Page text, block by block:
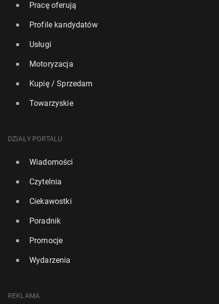
Pracę oferują
Profile kandydatów
Usługi
Motoryzacja
Kupię / Sprzedam
Towarzyskie
DZIAŁY PORTALU
Wiadomości
Czytelnia
Ciekawostki
Poradnik
Promocje
Wydarzenia
REKLAMA